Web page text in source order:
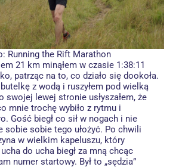
Running the Rift Marathon
21 km minąłem w czasie 1:38:11
patrząc na to, co działo się dookoła.
z wodą i ruszyłem pod wielką
swojej lewej stronie usłyszałem, że
mnie trochę wybiło z rytmu i
Gość biegł co sił w nogach i nie
sobie sobie tego ułożyć. Po chwili
w wielkim kapeluszu, który
do ucha biegł za mną chcąc
numer startowy. Był to „sędzia”